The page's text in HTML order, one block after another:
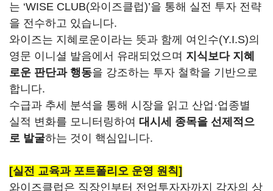
는 ‘WISE CLUB(와이즈클럽)’을 통해 실전 투자 전략
을 전수하고 있습니다.
와이즈는 지혜로운이라는 뜻과 함께 여인수(Y.I.S)의
영문 이니셜 발음에서 유래되었으며 지식보다 지혜
로운 판단과 행동을 강조하는 투자 철학을 기반으로
합니다.
수급과 추세 분석을 통해 시장을 읽고 산업·업종별
실적 변화를 모니터링하여 대시세 종목을 선제적으
로 발굴하는 것이 핵심입니다.
[실전 교육과 포트폴리오 운영 원칙]
와이즈클럽은 직장인부터 전업투자자까지 각자의 상